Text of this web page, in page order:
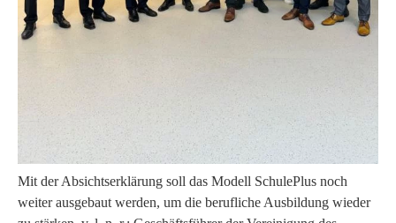
Recht & Ordnung
Wirtschaftsförderung
Veterinärwesen
Unser Landkreis
Mit der Absichtserklärung soll das Modell SchulePlus noch
weiter ausgebaut werden, um die berufliche Ausbildung wieder